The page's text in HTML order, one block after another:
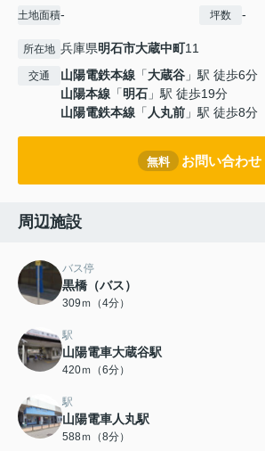
土地面積- 坪数 -
所在地 兵庫県明石市大蔵中町11
交通 山陽電鉄本線 「大蔵谷 」駅 徒歩6分
山陽本線 「明石 」駅 徒歩19分
山陽電鉄本線 「 人丸前 」駅 徒歩8分
無料 お問い合わせ
周辺施設
バス停
黒橋（バス）
309ｍ（4分）
駅
山陽電車大蔵谷駅
420ｍ（6分）
駅
山陽電車人丸駅
588ｍ（8分）